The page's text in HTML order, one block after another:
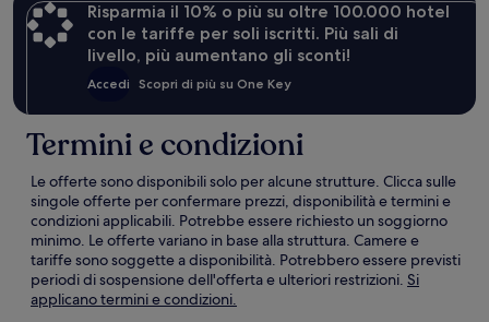
Risparmia il 10% o più su oltre 100.000 hotel
con le tariffe per soli iscritti. Più sali di
livello, più aumentano gli sconti!
Accedi Scopri di più su One Key
Termini e condizioni
Le offerte sono disponibili solo per alcune strutture. Clicca sulle
singole offerte per confermare prezzi, disponibilità e termini e
condizioni applicabili. Potrebbe essere richiesto un soggiorno
minimo. Le offerte variano in base alla struttura. Camere e
tariffe sono soggette a disponibilità. Potrebbero essere previsti
periodi di sospensione dell'offerta e ulteriori restrizioni. Si
applicano termini e condizioni.